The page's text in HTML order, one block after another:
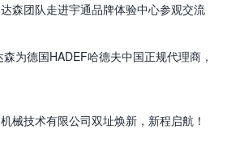
森团队走进宇通品牌体验中心参观交流
为德国HADEF哈德夫中国正规代理商，
械技术有限公司双址焕新，新程启航！